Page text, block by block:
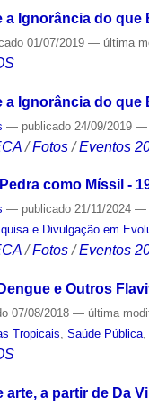
a Ignorância do que
01/07/2019— última
a Ignorância do que
— publicado 24/09/2019—
/Fotos /Eventos
como Míssil -
— publicado 21/11/2024—
e Divulgação em
/Fotos /Eventos
e Outros
07/08/2018— última
Tropicais ,Saúde Pública
arte, a partir de Da